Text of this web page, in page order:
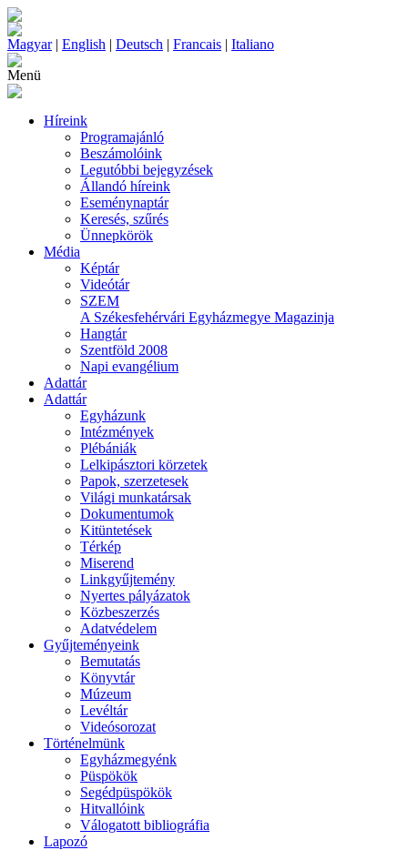
Magyar| English | Deutsch | Francais | Italiano
Menü
Híreink
Programajánló
Beszámolóink
Legutóbbi bejegyzések
Állandó híreink
Eseménynaptár
Keresés, szűrés
Ünnepkörök
Média
Képtár
Videótár
SZEM
A Székesfehérvári Egyházmegye Magazinja
Hangtár
Szentföld 2008
Napi evangélium
Adattár
Adattár
Egyházunk
Intézmények
Plébániák
Lelkipásztori körzetek
Papok, szerzetesek
Világi munkatársak
Dokumentumok
Kitüntetések
Térkép
Miserend
Linkgyűjtemény
Nyertes pályázatok
Közbeszerzés
Adatvédelem
Gyűjteményeink
Bemutatás
Könyvtár
Múzeum
Levéltár
Videósorozat
Történelmünk
Egyházmegyénk
Püspökök
Segédpüspökök
Hitvallóink
Válogatott bibliográfia
Lapozó